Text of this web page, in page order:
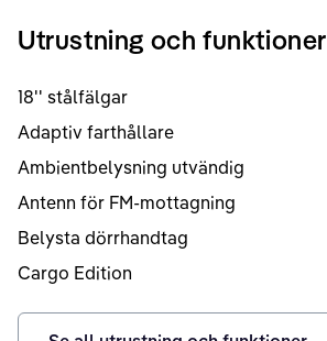
Utrustning och funktioner
18'' stålfälgar
Adaptiv farthållare
Ambientbelysning utvändig
Antenn för FM-mottagning
Belysta dörrhandtag
Cargo Edition